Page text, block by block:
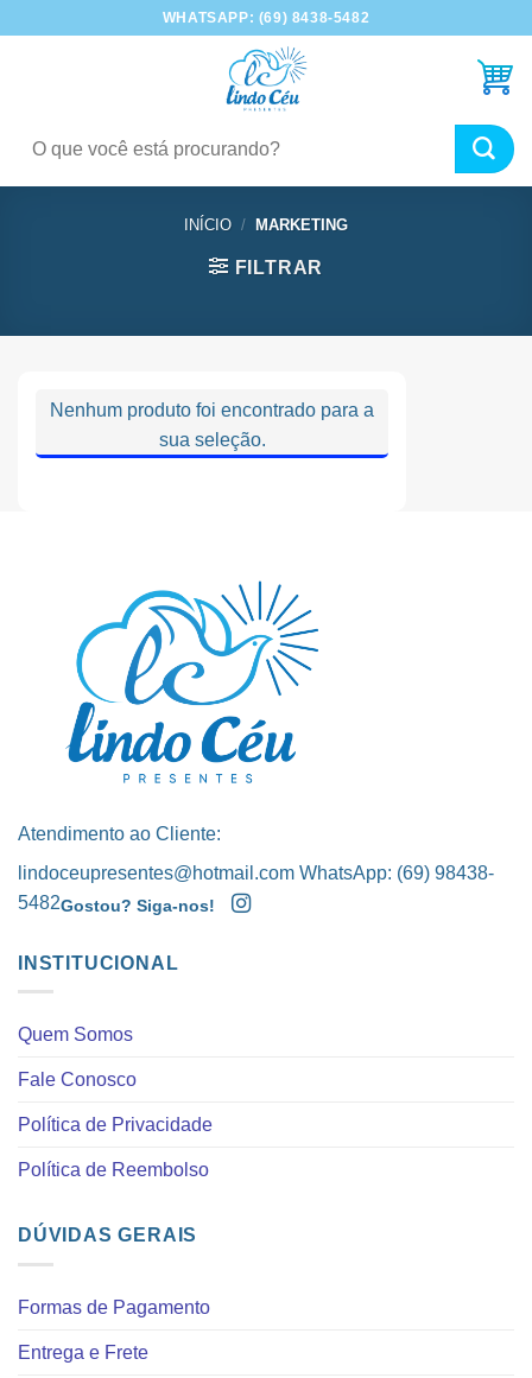
WHATSAPP: (69) 8438-5482
Pesquisar
INÍCIO / MARKETING
FILTRAR
Nenhum produto foi encontrado para a
sua seleção.
Atendimento ao Cliente:
lindoceupresentes@hotmail.com WhatsApp: (69) 98438-
5482Gostou? Siga-nos!
INSTITUCIONAL
Quem Somos
Fale Conosco
Política de Privacidade
Política de Reembolso
DÚVIDAS GERAIS
Formas de Pagamento
Entrega e Frete